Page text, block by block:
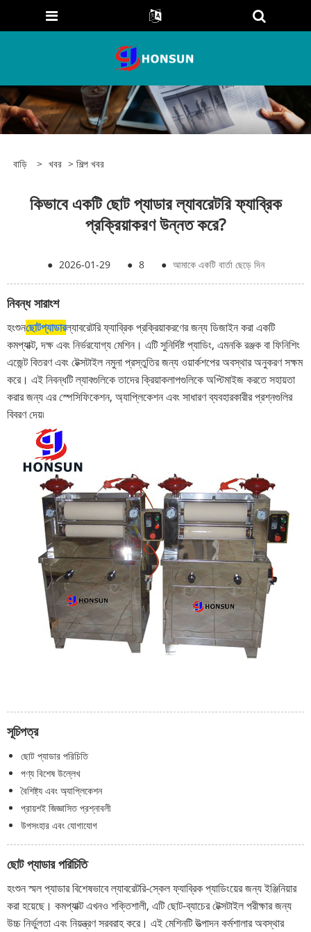
বাড়ি > খবর > শিল্প খবর
কিভাবে একটি ছোট প্যাডার ল্যাবরেটরি ফ্যাব্রিক
প্রক্রিয়াকরণ উন্নত করে?
● 2026-01-29 ● 8 ● আমাকে একটি বার্তা ছেড়ে দিন
নিবন্ধ সারাংশ
হংশুনছোটপ্যাডারল্যাবরেটরি ফ্যাব্রিক প্রক্রিয়াকরণের জন্য ডিজাইন করা একটি
কমপ্যাক্ট, দক্ষ এবং নির্ভরযোগ্য মেশিন। এটি সুনির্দিষ্ট প্যাডিং, এমনকি রঞ্জক বা ফিনিশিং
এজেন্ট বিতরণ এবং টেক্সটাইল নমুনা প্রস্তুতির জন্য ওয়ার্কশপের অবস্থার অনুকরণ সক্ষম
করে। এই নিবন্ধটি ল্যাবগুলিকে তাদের ক্রিয়াকলাপগুলিকে অপ্টিমাইজ করতে সহায়তা
করার জন্য এর স্পেসিফিকেশন, অ্যাপ্লিকেশন এবং সাধারণ ব্যবহারকারীর প্রশ্নগুলির
বিবরণ দেয়৷
সূচিপত্র
ছোট প্যাডার পরিচিতি
পণ্য বিশেষ উল্লেখ
বৈশিষ্ট্য এবং অ্যাপ্লিকেশন
প্রায়শই জিজ্ঞাসিত প্রশ্নাবলী
উপসংহার এবং যোগাযোগ
ছোট প্যাডার পরিচিতি
হংশুন স্মল প্যাডার বিশেষভাবে ল্যাবরেটরি-স্কেল ফ্যাব্রিক প্যাডিংয়ের জন্য ইঞ্জিনিয়ার
করা হয়েছে। কমপ্যাক্ট এখনও শক্তিশালী, এটি ছোট-ব্যাচের টেক্সটাইল পরীক্ষার জন্য
উচ্চ নির্ভুলতা এবং নিয়ন্ত্রণ সরবরাহ করে। এই মেশিনটি উত্পাদন কর্মশালার অবস্থার